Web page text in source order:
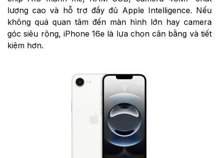
lượng cao và hỗ trợ đầy đủ Apple Intelligence. Nếu
không quá quan tâm đến màn hình lớn hay camera
góc siêu rộng, iPhone 16e là lựa chọn cân bằng và tiết
kiệm hơn.